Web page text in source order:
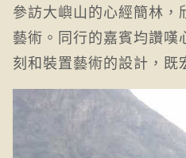
參訪大嶼山的心經簡林，
藝術。同行的嘉賓均讚嘆
刻和裝置藝術的設計，既